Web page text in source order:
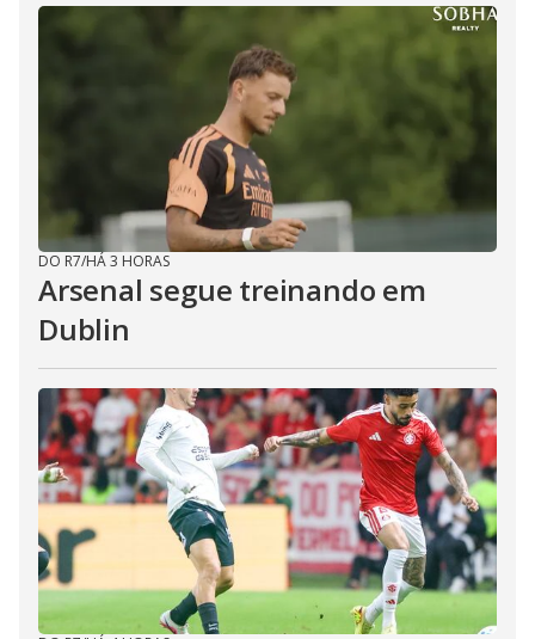
DO R7/HÁ 3 HORAS
Arsenal segue treinando em
Dublin